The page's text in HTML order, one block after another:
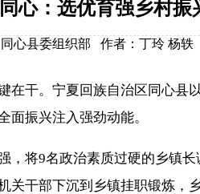
心：选优育强乡村振
同心县委组织部 作者：丁玲 杨
干。宁夏回族自治区同心县
面振兴注入强劲动能。
9名政治素质过硬的乡镇长
关干部下沉到乡镇挂职锻炼